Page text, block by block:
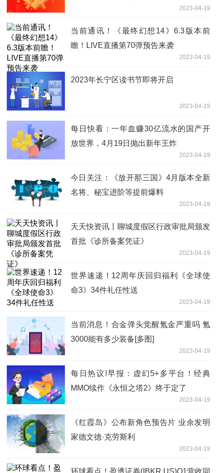
2023-04-19
当前通讯！《最终幻想14》6.3版本前
瞻！LIVE直播第70弹预告来袭
2023-04-19
2023年长宁区读书节即将开启
2023-04-19
每日快看：一年血赚30亿流水的国产开
放世界，4月19日抛出新年王炸
2023-04-19
今日关注：《放开那三国》4月版本全新
名将、秘宝进阶等提前爆料
2023-04-19
天天快资讯丨聊城度假区行政审批局颁发
首批《诊所备案凭证》
2023-04-19
世界速递！12周年庆回归福利《全球使
命3》34件礼任性送
2023-04-19
当前消息！合金弹头觉醒氪金严重吗 氪
3000能有多少装备[多图]
2023-04-19
每日热议!早报：虚幻5+多平台！经典
MMO续作《永恒之塔2》终于定了
2023-04-19
《红霞岛》公布新角色预告片 业余发明
家德文德·克劳斯利
2023-04-19
环球看点！盈透证券(IBKR.US)Q1营收同